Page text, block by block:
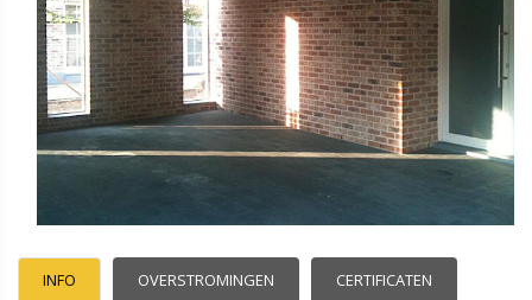
INFO OVERSTROMINGEN CERTIFICATEN